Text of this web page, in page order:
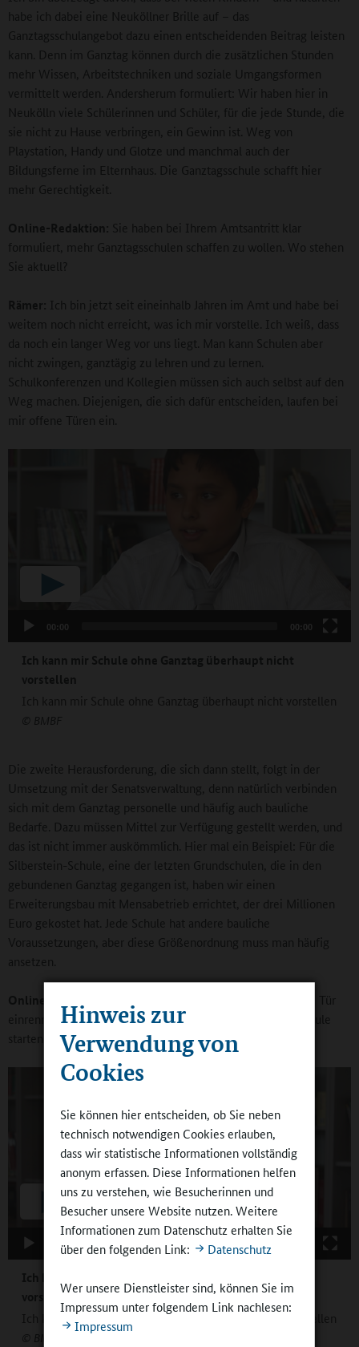
Hinweis zur
Verwendung von
Cookies
Sie können hier entscheiden, ob Sie neben
technisch notwendigen Cookies erlauben,
dass wir statistische Informationen vollständig
anonym erfassen. Diese Informationen helfen
uns zu verstehen, wie Besucherinnen und
Besucher unsere Website nutzen. Weitere
Informationen zum Datenschutz erhalten Sie
über den folgenden Link:
Datenschutz
Wer unsere Dienstleister sind, können Sie im
Impressum unter folgendem Link nachlesen:
Impressum
habe ich dabei eine Neuköllner Brille auf – das
Ganztagsschulangebot dazu einen entscheidenden Beitrag leisten
kann. Denn im Ganztag können durch die zusätzlichen Stunden
mehr Wissen, Arbeitstechniken und soziale Umgangsformen
vermittelt werden. Andersherum formuliert: Wir haben hier in
Neukölln viele Schülerinnen und Schüler, für die jede Stunde, die
sie nicht zu Hause verbringen, ein Gewinn ist. Weg von
Playstation, Handy und Glotze und manchmal auch der
Bildungsferne im Elternhaus. Die Ganztagsschule schafft hier
mehr Gerechtigkeit.
Online-Redaktion:
Sie haben bei Ihrem Amtsantritt klar
formuliert, mehr Ganztagsschulen schaffen zu wollen. Wo stehen
Sie aktuell?
Rämer: Ich bin jetzt seit eineinhalb Jahren im Amt und habe bei
weitem noch nicht erreicht, was ich mir vorstelle. Ich weiß, dass
da noch ein langer Weg vor uns liegt. Man kann Schulen aber
nicht zwingen, ganztägig zu lehren und zu lernen.
Schulkonferenzen und Kollegien müssen sich auch selbst auf den
Weg machen. Diejenigen, die sich dafür entscheiden, laufen bei
mir offene Türen ein.
00:00 00:00
Ich kann mir Schule ohne Ganztag überhaupt nicht
vorstellen
© BMBF
Die zweite Herausforderung, die sich dann stellt, folgt in der
Umsetzung mit der Senatsverwaltung, denn natürlich verbinden
sich mit dem Ganztag personelle und häufig auch bauliche
Bedarfe. Dazu müssen Mittel zur Verfügung gestellt werden, und
das ist nicht immer auskömmlich. Hier mal ein Beispiel: Für die
Silberstein-Schule, eine der letzten Grundschulen, die in den
gebundenen Ganztag gegangen ist, haben wir einen
Erweiterungsbau mit Mensabetrieb errichtet, der drei Millionen
Euro gekostet hat. Jede Schule hat andere bauliche
Voraussetzungen, aber diese Größenordnung muss man häufig
ansetzen.
Online-Redaktion:
Wenn eine Schule bei Ihnen die offene Tür
einrennt – wie lange dauert es dann, bis sie als Ganztagsschule
starten kann?
00:00
Ich kann mir Schule ohne Ganztag überhaupt nicht
vorstellen
Ich kann mir Schule ohne Ganztag überhaupt nicht vorstellen
© BMBF